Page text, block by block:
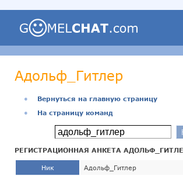
Адольф_Гитлер
●
Вернуться на главную страницу
●
На страницу команд
РЕГИСТРАЦИОННАЯ АНКЕТА
Ник Адольф_Гитлер